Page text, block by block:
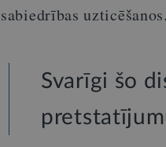
sabiedrības uzticēšanos.
Svarīgi šo